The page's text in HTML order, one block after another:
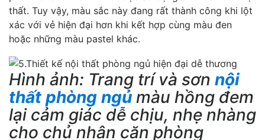
thất. Tuy vậy, màu sắc này đang rất thành công khi lột
xác với vẻ hiện đại hơn khi kết hợp cùng màu đen
hoặc những màu pastel khác.
Hình ảnh: Trang trí và sơn nội
thất phòng ngủ màu hồng đem
lại cảm giác dễ chịu, nhẹ nhàng
cho chủ nhân căn phòng